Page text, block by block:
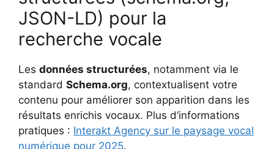
JSON-LD) pour la
recherche vocale
Les données structurées, notamment via le
standard Schema.org, contextualisent votre
contenu pour améliorer son apparition dans les
résultats enrichis vocaux. Plus d’informations
pratiques : Interakt Agency sur le paysage vocal
numérique pour 2025.